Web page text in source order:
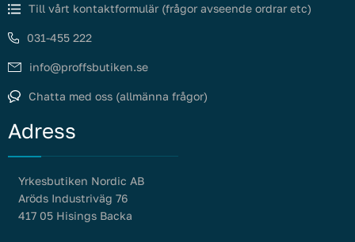
Till vårt kontaktformulär (frågor avseende ordrar etc)
031-455 222
info@proffsbutiken.se
Chatta med oss (allmänna frågor)
Adress
Yrkesbutiken Nordic AB
Aröds Industriväg 76
417 05 Hisings Backa